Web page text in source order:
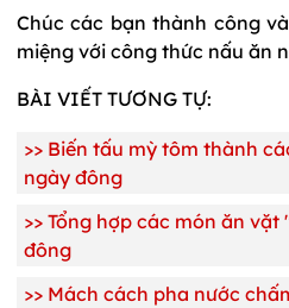
Chúc các bạn thành công
miệng với công thức nấu ăn
BÀI VIẾT TƯƠNG TỰ:
>> Biến tấu mỳ tôm thành
ngày đông
>> Tổng hợp các món ăn
đông
>> Mách cách pha nước